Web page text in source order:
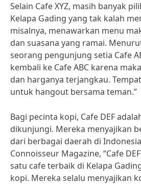
Selain Cafe XYZ, masih banyak
Kelapa Gading yang tak kalah
misalnya, menawarkan menu
dan suasana yang ramai.
seorang pengunjung setia Cafe
kembali ke Cafe ABC karena
dan harganya terjangkau.
untuk hangout bersama teman.”
Bagi pecinta kopi, Cafe DEF
dikunjungi. Mereka menyajikan
dari berbagai daerah di
Connoisseur Magazine, “Cafe
satu cafe terbaik di Kelapa
kopi. Mereka selalu menyajikan